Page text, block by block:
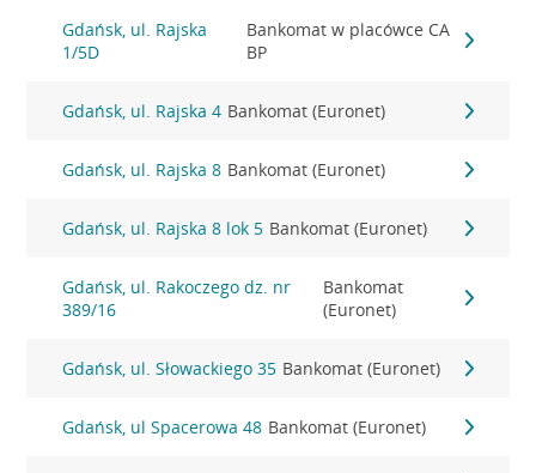
Gdańsk, ul. Rajska
1/5D
Bankomat w placówce CA
BP
Gdańsk, ul. Rajska 4 Bankomat (Euronet)
Gdańsk, ul. Rajska 8 Bankomat (Euronet)
Gdańsk, ul. Rajska 8 lok 5 Bankomat (Euronet)
Gdańsk, ul. Rakoczego dz. nr
389/16
Bankomat
(Euronet)
Gdańsk, ul. Słowackiego 35 Bankomat (Euronet)
Gdańsk, ul Spacerowa 48 Bankomat (Euronet)